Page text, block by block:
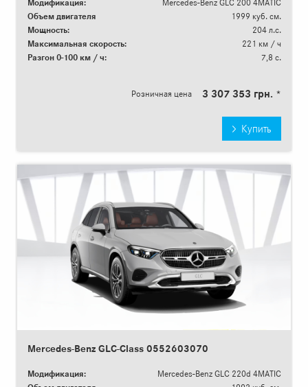
Модификация:
Mercedes-Benz GLC 200 4MATIC
Объем двигателя
1999 куб. см.
Мощность:
204 л.с.
Максимальная скорость:
221 км / ч
Разгон 0-100 км / ч:
7,8 с.
Розничная цена 3 307 353 грн. *
Купить
Mercedes-Benz GLC-Class 0552603070
Модификация:
Mercedes-Benz GLC 220d 4MATIC